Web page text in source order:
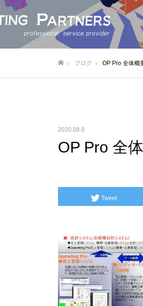
ブログ OP Pro 全体概
2020.08.9
OP Pro 全
Tweet